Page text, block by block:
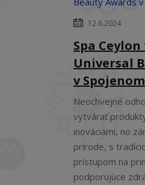
12.6.2024
Spa
Universal
v
Neochvejné
vytvárať
inováciami, no
prírode, s
prístupom na
podporujúce